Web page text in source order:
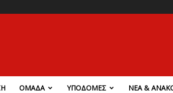
ΟΜΑΔΑ ΥΠΟΔΟΜΕΣ ΝΕΑ &